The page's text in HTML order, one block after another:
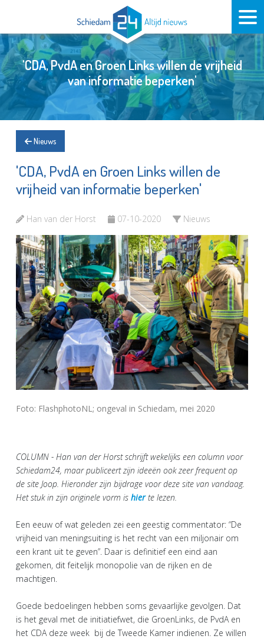
'CDA, PvdA en Groen Links willen de vrijheid
van informatie beperken'
Nieuws
'CDA, PvdA en Groen Links willen de
vrijheid van informatie beperken'
Han van der Horst 07-10-2020 Nieuws
Foto: FlashphotoNL; ongeval in Schiedam, mei 2020
COLUMN - Han van der Horst schrijft wekelijks een column voor
Schiedam24, maar publiceert zijn ideeën ook zeer frequent op
de site Joop. Hieronder zijn bijdrage voor deze site van vandaag.
Het stuk in zijn originele vorm is hierte lezen.
Een eeuw of wat geleden zei een geestig commentator: “De
vrijheid van meningsuiting is het recht van een miljonair om
een krant uit te geven”. Daar is definitief een eind aan
gekomen, dit feitelijk monopolie van de rijken en de
machtigen.
Goede bedoelingen hebben soms gevaarlijke gevolgen. Dat
is het geval met de initiatiefwet, die GroenLinks, de PvdA en
het CDA deze week bij de Tweede Kamer indienen. Ze willen